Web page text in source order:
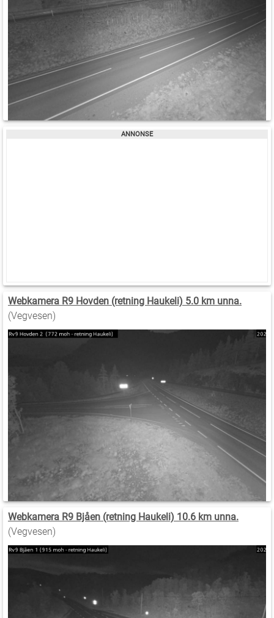
Webkamera R9 Hovden (retning Haukeli) 5.0 km unna.
(Vegvesen)
Webkamera R9 Bjåen (retning Haukeli) 10.6 km unna.
(Vegvesen)